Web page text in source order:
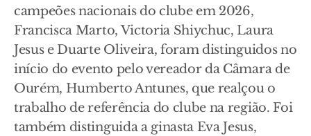
campeões nacionais do clube em 2026,
Francisca Marto, Victoria Shiychuc, Laura
Jesus e Duarte Oliveira, foram distinguidos no
início do evento pelo vereador da Câmara de
Ourém, Humberto Antunes, que realçou o
trabalho de referência do clube na região. Foi
também distinguida a ginasta Eva Jesus,